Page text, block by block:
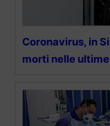
Coronavirus, in
morti nelle